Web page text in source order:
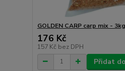
GOLDEN CARP carp mix -
176 Kč
157 Kč bez DPH
Přidat